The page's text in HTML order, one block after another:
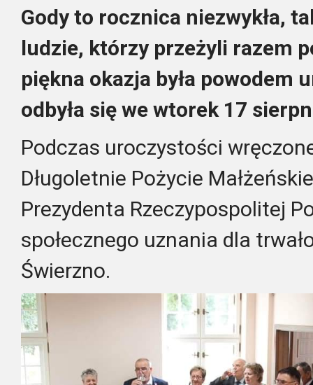
Gody to rocznica niezwykła,
ludzie, którzy przeżyli razem
piękna okazja była powodem
odbyła się we wtorek 17
Podczas uroczystości
Długoletnie Pożycie
Prezydenta Rzeczypospolitej
społecznego uznania dla
Świerzno.